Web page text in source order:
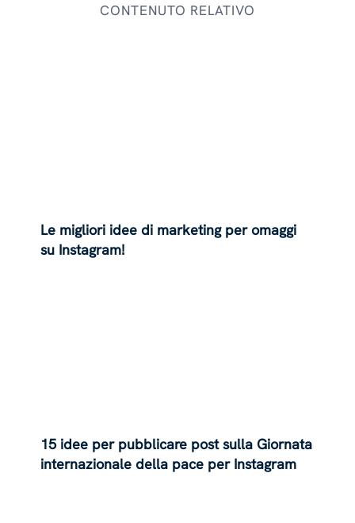
CONTENUTO RELATIVO
Le migliori idee di marketing per omaggi
su Instagram!
15 idee per pubblicare post sulla Giornata
internazionale della pace per Instagram